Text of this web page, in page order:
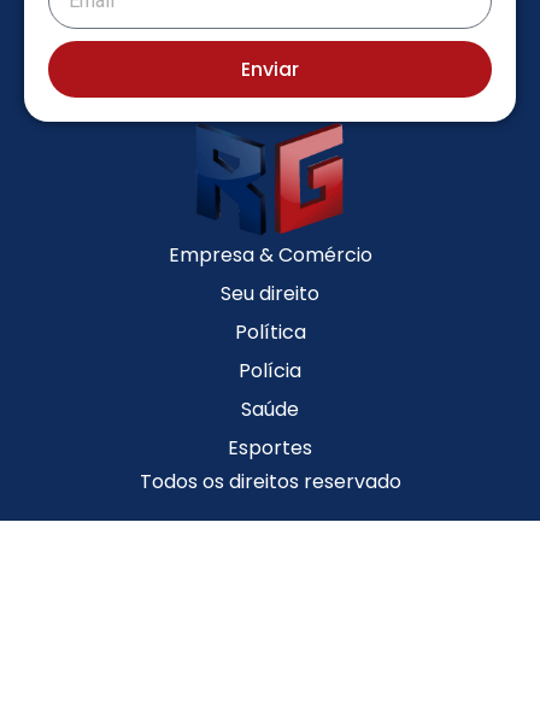
Enviar
Empresa & Comércio
Seu direito
Política
Polícia
Saúde
Esportes
Todos os direitos reservado